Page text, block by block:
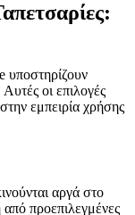
υποστηρίζουν
Αυτές οι επιλογές
εμπειρία χρήσης
αργά στο
προεπιλεγμένες